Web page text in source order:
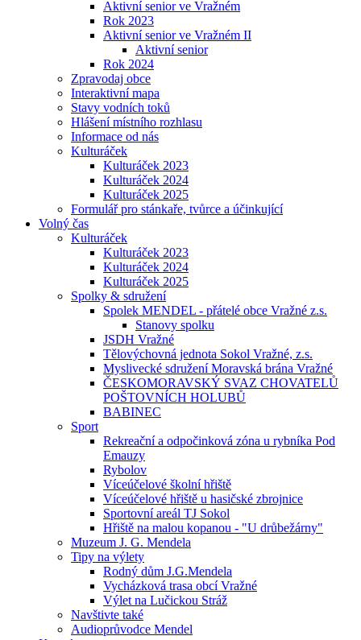
Aktivní senior ve Vražném
Rok 2023
Aktivní senior ve Vražném II
Aktivní senior
Rok 2024
Zpravodaj obce
Interaktivní mapa
Stavy vodních toků
Hlášení místního rozhlasu
Informace od nás
Kulturáček
Kulturáček 2023
Kulturáček 2024
Kulturáček 2025
Formulář pro stánkaře, tvůrce a účinkující
Volný čas
Kulturáček
Kulturáček 2023
Kulturáček 2024
Kulturáček 2025
Spolky & sdružení
Spolek MENDEL - přátelé obce Vražné z.s.
Stanovy spolku
JSDH Vražné
Tělovýchovná jednota Sokol Vražné, z.s.
Myslivecké sdružení Moravská brána Vražné
ČESKOMORAVSKÝ SVAZ CHOVATELŮ
POŠTOVNÍCH HOLUBŮ
BABINEC
Sport
Rekreační a odpočinková zóna u rybníka Pod
Emauzy
Rybolov
Víceúčelové školní hřiště
Víceúčelové hřiště u hasičské zbrojnice
Sportovní areál TJ Sokol
Hřiště na malou kopanou - "U drůbežárny"
Muzeum J. G. Mendela
Tipy na výlety
Rodný dům J.G.Mendela
Vycházková trasa obcí Vražné
Výlet na Lučickou Stráž
Navštivte také
Audioprůvodce Mendel